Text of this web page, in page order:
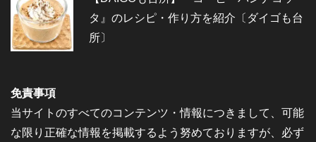
タ』のレシピ・作り方を紹介〔ダイゴも台
所〕
免責事項
当サイトのすべてのコンテンツ・情報につきまして、可能
な限り正確な情報を掲載するよう努めておりますが、必ず